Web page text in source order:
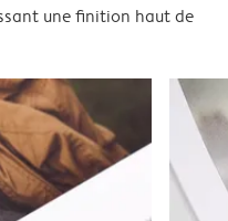
une finition haut de